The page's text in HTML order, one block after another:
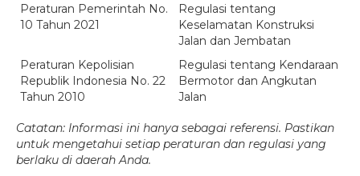
Peraturan Pemerintah No.
10 Tahun 2021
Regulasi tentang
Keselamatan Konstruksi
Jalan dan Jembatan
Peraturan Kepolisian
Republik Indonesia No. 22
Tahun 2010
Regulasi tentang Kendaraan
Bermotor dan Angkutan
Jalan
Catatan: Informasi ini hanya sebagai referensi. Pastikan
untuk mengetahui setiap peraturan dan regulasi yang
berlaku di daerah Anda.